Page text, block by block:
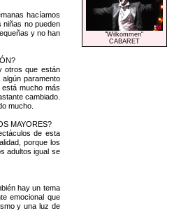
hacíamos
niñas no pueden
y no han
otros que están
paramento
mucho más
cambiado.
mucho.
MAYORES?
de esta
porque los
adultos igual se
hay un tema
emocional que
y una luz de
"Wilkommen"
CABARET